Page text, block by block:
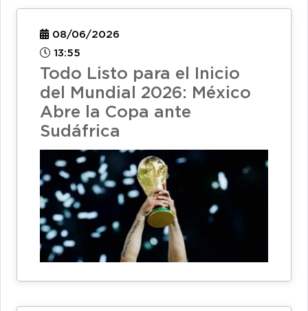
08/06/2026
13:55
Todo Listo para el Inicio
del Mundial 2026: México
Abre la Copa ante
Sudáfrica